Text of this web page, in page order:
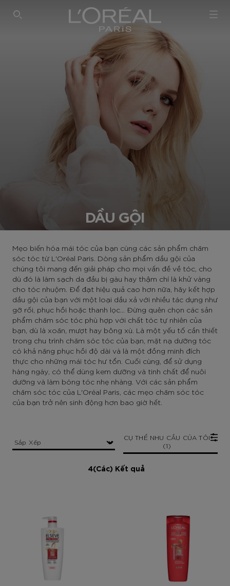
SEARCH THIS SITE
DẦU GỘI
Mẹo biến hóa mái tóc của bạn cùng các sản phẩm chăm
sóc tóc từ L'Oréal Paris. Dòng sản phẩm dầu gội của
chúng tôi mang đến giải pháp cho mọi vấn đề về tóc, cho
dù đó là làm sạch da đầu bị gàu hay thậm chí là khử vàng
cho tóc nhuộm. Để đạt hiệu quả cao hơn nữa, hãy kết hợp
dầu gội của bạn với một loại dầu xả với nhiều tác dụng như
gỡ rối, phục hồi hoặc thanh lọc... Đừng quên chọn các sản
phẩm chăm sóc tóc phù hợp với chất tóc tự nhiên của
bạn, dù là xoăn, mượt hay bông xù. Là một yếu tố cần thiết
trong chu trình chăm sóc tóc của bạn, mặt nạ dưỡng tóc
có khả năng phục hồi độ dài và là một đồng minh đích
thực cho những mái tóc hư tổn. Cuối cùng, để sử dụng
hàng ngày, có thể dùng kem dưỡng và tinh chất để nuôi
dưỡng và làm bóng tóc nhẹ nhàng. Với các sản phẩm
chăm sóc tóc của L'Oréal Paris, các mẹo chăm sóc tóc
của bạn trở nên sinh động hơn bao giờ hết.
4(Các) Kết quả
CỤ THỂ NHU CẦU CỦA TÔI
(1)